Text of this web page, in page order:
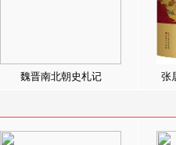
魏晋南北朝史札记 张